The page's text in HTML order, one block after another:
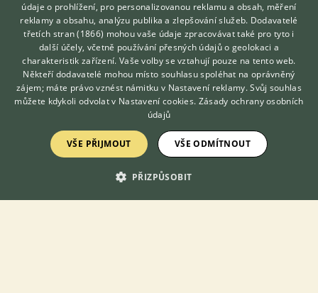
Prodám obojživelníky - Prodám jeden měsíc stará mláďata
drápatečky Merlinovi (Pseudhymenochirus merlini). Vlastní
odchov. Pouze osobní odběr v Jihlavě nebo zaslání vámi
objednanou přepravní službou sp...
Jihlava, okr. Jihlava
dvorak.j... 24×
Hledáte zvířecího kamaráda?
Zdarma vám poradí
VETERINÁŘ ONLINE
KONZULTOVAT S
VETERINÁŘEM
údaje o prohlížení, pro personalizovanou reklamu a obsah, měření
reklamy a obsahu, analýzu publika a zlepšování služeb. Dodavatelé
třetích stran (1866) mohou vaše údaje zpracovávat také pro tyto i
další účely, včetně používání přesných údajů o geolokaci a
charakteristik zařízení. Vaše volby se vztahují pouze na tento web.
Někteří dodavatelé mohou místo souhlasu spoléhat na oprávněný
zájem; máte právo vznést námitku v Nastavení reklamy. Svůj souhlas
můžete kdykoli odvolat v Nastavení cookies. Zásady ochrany osobních
údajů
VŠE PŘIJMOUT VŠE ODMÍTNOUT
PŘIZPŮSOBIT